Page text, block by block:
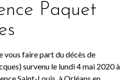
Paquet
vous faire part du décès de
survenu le lundi 4 mai 2020 à